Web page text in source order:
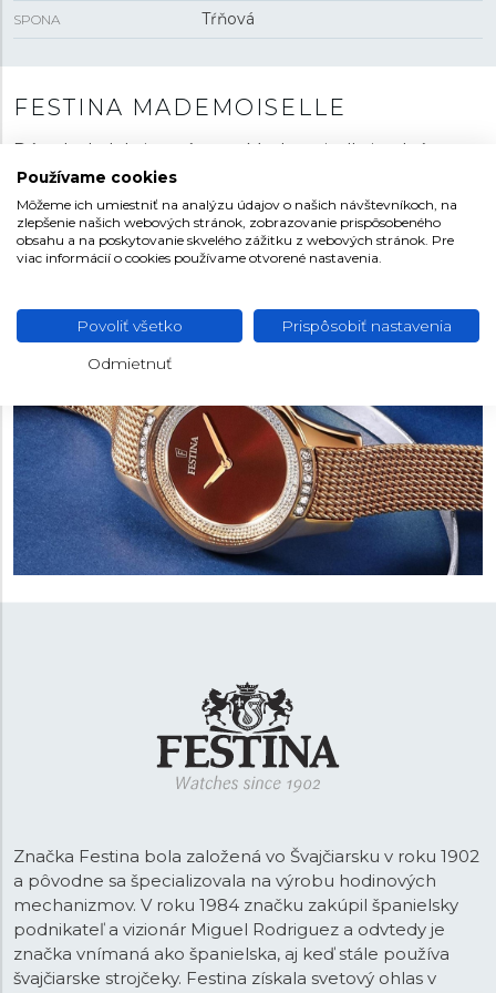
SPONA Tŕňová
FESTINA MADEMOISELLE
Dámska kolekcia s názvom Modemoiselle je plná
jemných kriviek, zmyselných detailov a príjemných
módnych farieb. Jednoduché a čisté modely zdobené
zirkónmi sú natoľko úchvatné, že sa kolekcia stala
oficiálnym partnerom Miss France.
Značka Festina bola založená vo Švajčiarsku v roku 1902
a pôvodne sa špecializovala na výrobu hodinových
mechanizmov. V roku 1984 značku zakúpil španielsky
podnikateľ a vizionár Miguel Rodriguez a odvtedy je
značka vnímaná ako španielska, aj keď stále používa
švajčiarske strojčeky. Festina získala svetový ohlas v
Používame cookies
Môžeme ich umiestniť na analýzu údajov o našich návštevníkoch, na
zlepšenie našich webových stránok, zobrazovanie prispôsobeného
obsahu a na poskytovanie skvelého zážitku z webových stránok. Pre
viac informácií o cookies používame otvorené nastavenia.
Povoliť všetko Prispôsobiť nastavenia
Odmietnuť